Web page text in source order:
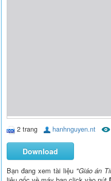
2 trang hanhnguyen.nt
Download
Bạn đang xem tài liệu "Giáo án